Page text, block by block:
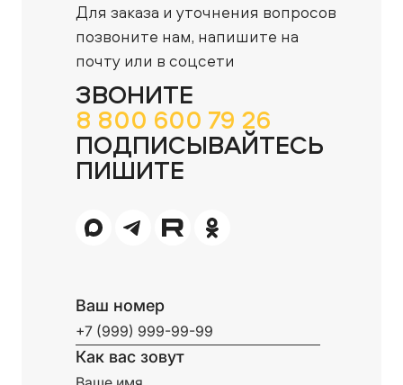
Для заказа и уточнения вопросов
позвоните нам, напишите на
почту или в соцсети
ЗВОНИТЕ
8 800 600 79 26
ПОДПИСЫВАЙТЕСЬ
ПИШИТЕ
Ваш номер
Как вас зовут